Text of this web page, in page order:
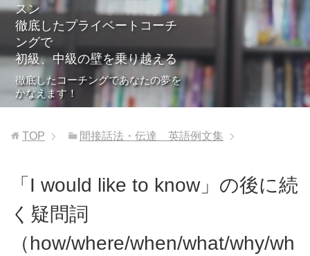
スン
徹底したプライベートコーチ
ングで
初級、中級の壁を乗り越える
徹底したコーチングであなたの夢を
かなえます！
TOP 間接話法・伝達 英語例文集
「I would like to know」の後に続
く疑問詞
（how/where/when/what/why/wh